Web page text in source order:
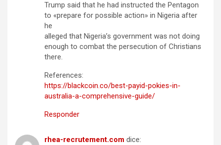
Trump said that he had instructed the Pentagon
to «prepare for possible action» in Nigeria after
he
alleged that Nigeria’s government was not doing
enough to combat the persecution of Christians
there.
References:
https://blackcoin.co/best-payid-pokies-in-
australia-a-comprehensive-guide/
Responder
rhea-recrutement.com dice: